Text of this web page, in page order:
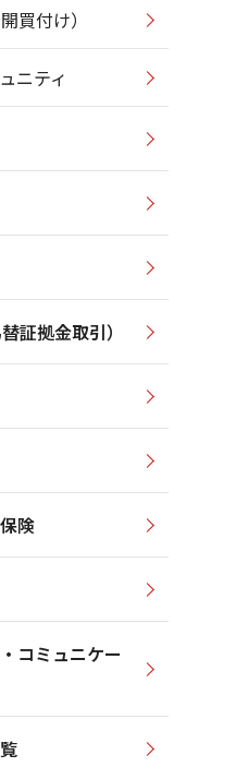
買付け）
ニティ
証拠金取引）
険
コミュニケー